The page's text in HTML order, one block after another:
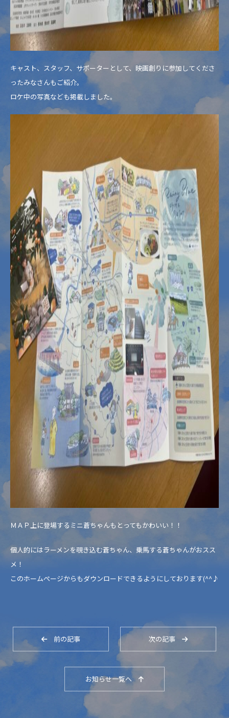
キャスト、スタッフ、サポーターとして、映画創りに参加してくださ
ったみなさんもご紹介。
ロケ中の写真なども掲載しました。
ＭＡＰ上に登場するミニ蒼ちゃんもとってもかわいい！！
個人的にはラーメンを覗き込む蒼ちゃん、乗馬する蒼ちゃんがおスス
メ！
このホームぺージからもダウンロードできるようにしております(^^♪
前の記事 次の記事
お知らせ一覧へ